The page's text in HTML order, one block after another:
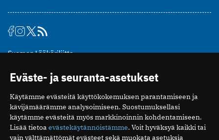
Suomen Lääkäriliitto
00510 Helsinki
puh. (09) 393 091
toimitus@potilaanlaakarilehti.fi
ISSN 2323-9476
Eväste- ja seuranta-asetukset
Käytämme evästeitä käyttökokemuksen parantamiseen ja
kävijämäärämme analysoimiseen. Suostumuksellasi
käytämme evästeitä myös markkinoinnin kohdentamiseen.
Lisää tietoa evästekäytännöistämme. Voit hyväksyä kaikki tai
vain välttämättömät evästeet sekä muokata asetuksia